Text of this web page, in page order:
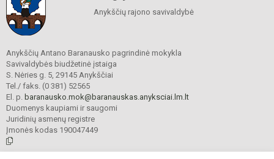
Anykščių rajono savivaldybė
Anykščių Antano Baranausko pagrindinė mokykla
Savivaldybės biudžetinė įstaiga
S. Nėries g. 5, 29145 Anykščiai
Tel./ faks. (0 381) 52565
El. p. baranausko.mok@baranauskas.anyksciai.lm.lt
Duomenys kaupiami ir saugomi
Juridinių asmenų registre
Įmonės kodas 190047449